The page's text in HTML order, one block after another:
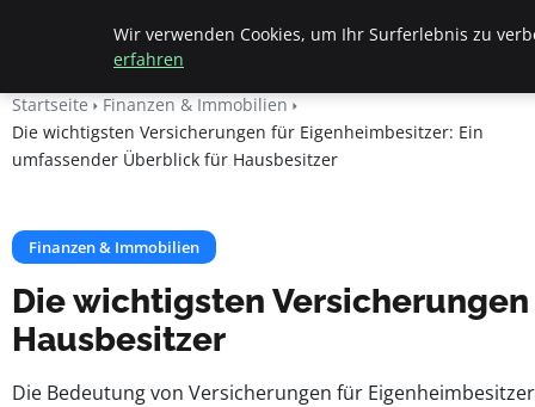
Apemania Shop
Startseite
Finanzen & Immobilien
Die wichtigsten Versicherungen für Eigenheimbesitzer: Ein
umfassender Überblick für Hausbesitzer
Finanzen & Immobilien
Die wichtigsten
Hausbesitzer
Die Bedeutung von Versicherungen für
Wir verwenden Cookies, um Ihr Surferlebnis zu
erfahren